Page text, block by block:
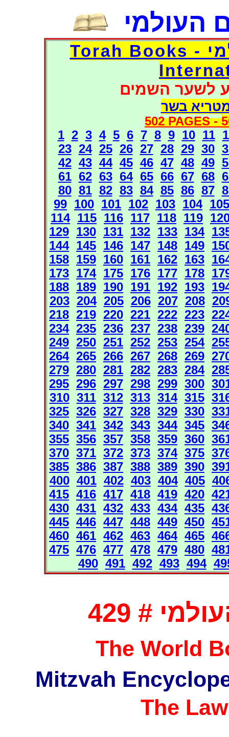
העולמי
דפי אוצר הספרים העולמי - Torah Books
לשער השמים
בשר
502 PAGES -
1 2 3 4 5 6 7 8 9 10 11
23 24 25 26 27 28 29 30
42 43 44 45 46 47 48 49
61 62 63 64 65 66 67 68
80 81 82 83 84 85 86 87
99 100 101 102 103 104 105
114 115 116 117 118 119
129 130 131 132 133 134
144 145 146 147 148 149
158 159 160 161 162 163
173 174 175 176 177 178
188 189 190 191 192 193
203 204 205 206 207 208
218 219 220 221 222 223
234 235 236 237 238 239
249 250 251 252 253 254
264 265 266 267 268 269
279 280 281 282 283 284
295 296 297 298 299 300
310 311 312 313 314 315
325 326 327 328 329 330
340 341 342 343 344 345
355 356 357 358 359 360
370 371 372 373 374 375
385 386 387 388 389 390
400 401 402 403 404 405
415 416 417 418 419 420
430 431 432 433 434 435
445 446 447 448 449 450
460 461 462 463 464 465
475 476 477 478 479 480
490 491 492 493 494
# 429
The World
The